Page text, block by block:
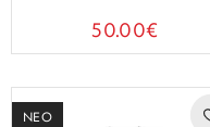
50.00€
ΝΕΟ